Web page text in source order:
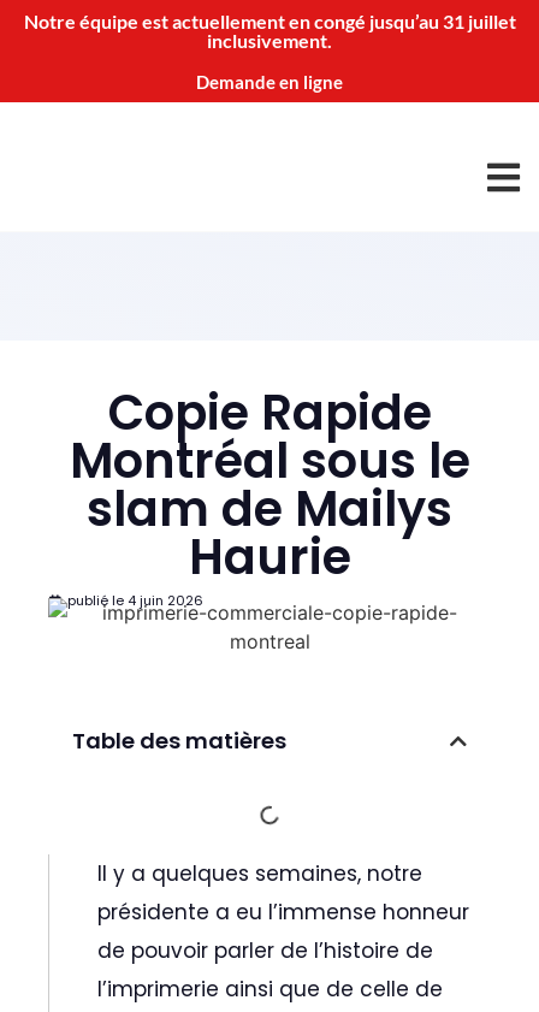
Notre équipe est actuellement en congé jusqu’au 31 juillet
inclusivement.
Demande en ligne
Copie Rapide
Montréal sous le
slam de Mailys
Haurie
publié le 4 juin 2026
Table des matières
Il y a quelques semaines, notre
présidente a eu l’immense honneur
de pouvoir parler de l’histoire de
l’imprimerie ainsi que de celle de